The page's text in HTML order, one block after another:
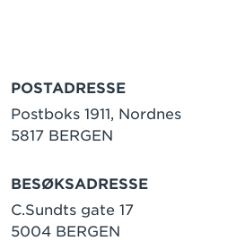
POSTADRESSE
Postboks 1911, Nordnes
5817 BERGEN
BESØKSADRESSE
C.Sundts gate 17
5004 BERGEN